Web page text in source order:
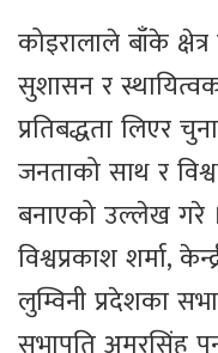
कोइरालाले बाँके
सुशासन र
प्रतिबद्धता लिएर
जनताको साथ र
बनाएको उल्लेख गरे
विश्वप्रकाश शर्मा,
लुम्विनी प्रदेशका